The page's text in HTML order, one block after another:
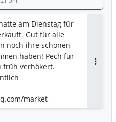
auf die starken
optimistischen
Quartal. Auch
sein Ziel auf 270 US-
rekordhohe
hervor. Cantor
Ziel auf 282 US-
die positiven
getriebenen
Broker setzte ein
Dollar und
am Dienstag für
Gut für alle
noch ihre schönen
haben! Pech für
früh verhökert.
market-